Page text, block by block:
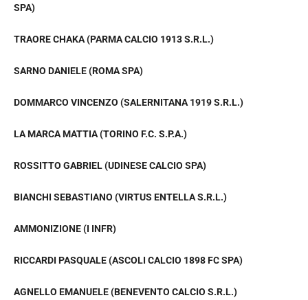
SPA)
TRAORE CHAKA (PARMA CALCIO 1913 S.R.L.)
SARNO DANIELE (ROMA SPA)
DOMMARCO VINCENZO (SALERNITANA 1919 S.R.L.)
LA MARCA MATTIA (TORINO F.C. S.P.A.)
ROSSITTO GABRIEL (UDINESE CALCIO SPA)
BIANCHI SEBASTIANO (VIRTUS ENTELLA S.R.L.)
AMMONIZIONE (I INFR)
RICCARDI PASQUALE (ASCOLI CALCIO 1898 FC SPA)
AGNELLO EMANUELE (BENEVENTO CALCIO S.R.L.)